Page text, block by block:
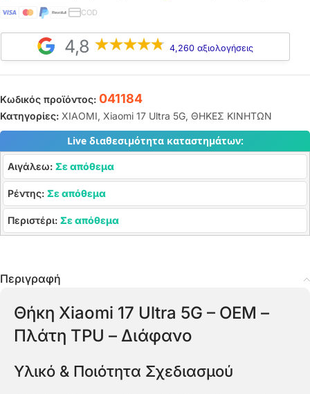
COD
4,8 4,260 αξιολογήσεις
Κωδικός προϊόντος: 041184
Κατηγορίες: XIAOMI, Xiaomi 17 Ultra 5G, ΘΗΚΕΣ ΚΙΝΗΤΩΝ
Live διαθεσιμότητα καταστημάτων:
Αιγάλεω: Σε απόθεμα
Ρέντης: Σε απόθεμα
Περιστέρι: Σε απόθεμα
Περιγραφή
Θήκη Xiaomi 17 Ultra 5G – OEM –
Πλάτη TPU – Διάφανο
Υλικό & Ποιότητα Σχεδιασμού